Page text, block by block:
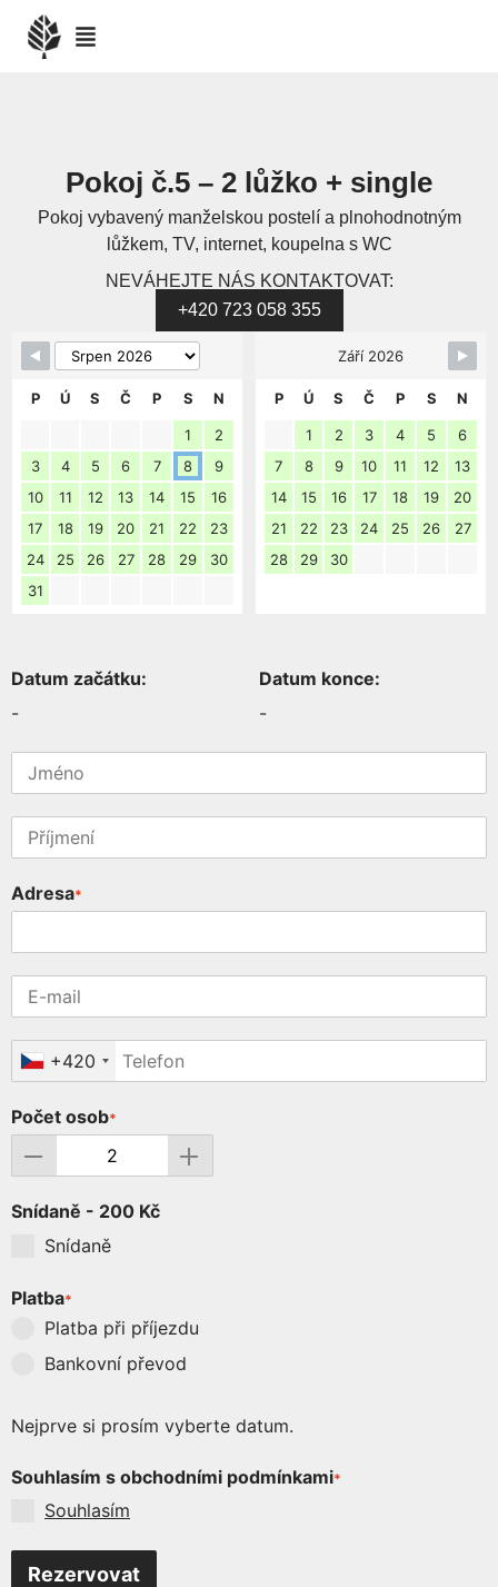
Pokoj č.5 – 2 lůžko + single
Pokoj vybavený manželskou postelí a plnohodnotným
lůžkem, TV, internet, koupelna s WC
NEVÁHEJTE NÁS KONTAKTOVAT:
+420 723 058 355
Skip Booking Form
P Ú S Č P S N
1
2
3
4 5 6 7 8
9
10
11 12 13 14 15
16
17
18 19 20 21 22
23
24
25 26 27 28 29
30
31
Září 2026
P Ú S Č P S N
1 2 3 4 5
6
7
8 9 10 11 12
13
14
15 16 17 18 19
20
21
22 23 24 25 26
27
28
29 30
Datum začátku:
-
Datum konce:
-
Adresa*
+420
Počet osob*
Snídaně - 200 Kč
Snídaně
Platba*
Platba při příjezdu
Bankovní převod
Nejprve si prosím vyberte datum.
Souhlasím s obchodními podmínkami*
Souhlasím
Rezervovat